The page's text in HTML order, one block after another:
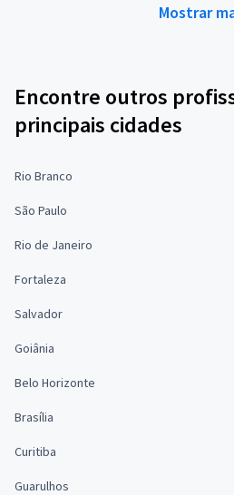
Mostrar
Encontre outros
principais cidades
Rio Branco
São Paulo
Rio de Janeiro
Fortaleza
Salvador
Goiânia
Belo Horizonte
Brasília
Curitiba
Guarulhos